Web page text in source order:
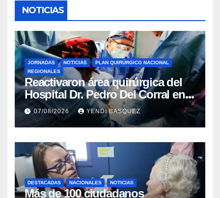
NOTICIAS
JORNADAS NOTICIAS
PLAN QUIRÚRGICO NACIONAL
REGIONALES
Reactivaron área quirúrgica del
Hospital Dr. Pedro Del Corral en
Guárico
07/08/2026 YENDI BASQUEZ
DESTACADAS NACIONALES NOTICIAS
Más de 100 ciudadanos